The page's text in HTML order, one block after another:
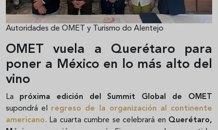
Autoridades de OMET y Turismo do Alentejo
OMET vuela a Querétaro para
poner a México en lo más alto del
vino
La próxima edición del Summit Global de OMET
supondrá el regreso de la organización al continente
americano. La cuarta cumbre se celebrará en Querétaro,